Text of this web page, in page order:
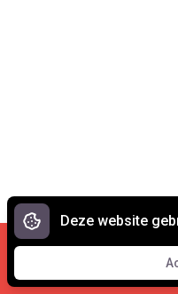
Cookies en
© 2007 -